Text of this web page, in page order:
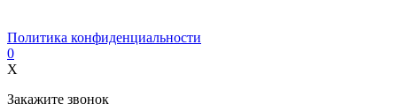
Политика конфиденциальности
0
X
Закажите звонок